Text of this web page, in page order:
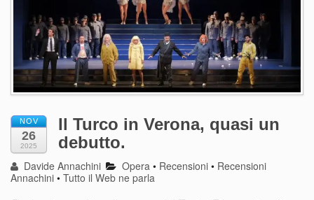
NOV
26
2025
Il Turco in Verona, quasi un
debutto.
Davide Annachini Opera • Recensioni • Recensioni
Annachini • Tutto il Web ne parla